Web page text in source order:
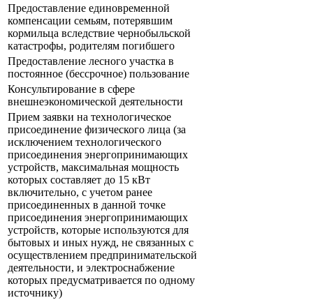
Предоставление единовременной
компенсации семьям, потерявшим
кормильца вследствие чернобыльской
катастрофы, родителям погибшего
Предоставление лесного участка в
постоянное (бессрочное) пользование
Консультирование в сфере
внешнеэкономической деятельности
Прием заявки на технологическое
присоединение физического лица (за
исключением технологического
присоединения энергопринимающих
устройств, максимальная мощность
которых составляет до 15 кВт
включительно, с учетом ранее
присоединенных в данной точке
присоединения энергопринимающих
устройств, которые используются для
бытовых и иных нужд, не связанных с
осуществлением предпринимательской
деятельности, и электроснабжение
которых предусматривается по одному
источнику)